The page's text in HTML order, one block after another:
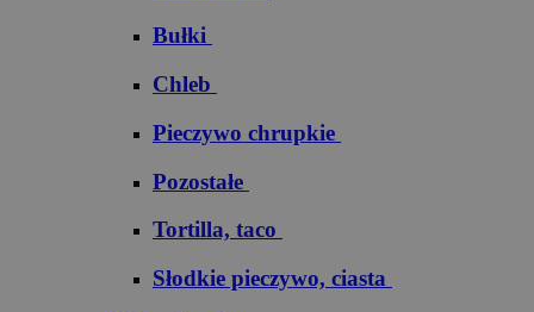
Bułki
Chleb
Pieczywo chrupkie
Pozostałe
Tortilla, taco
Słodkie pieczywo, ciasta